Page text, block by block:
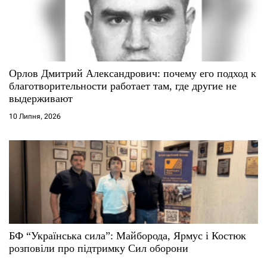
Орлов Дмитрий Александрович: почему его подход к
благотворительности работает там, где другие не
выдерживают
10 Липня, 2026
БФ “Українська сила”: Майборода, Ярмус і Костюк
розповіли про підтримку Сил оборони